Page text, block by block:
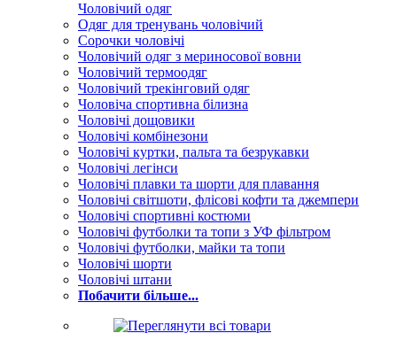
Чоловічий одяг
Одяг для тренувань чоловічий
Сорочки чоловічі
Чоловічий одяг з мериносової вовни
Чоловічий термоодяг
Чоловічий трекінговий одяг
Чоловіча спортивна білизна
Чоловічі дощовики
Чоловічі комбінезони
Чоловічі куртки, пальта та безрукавки
Чоловічі легінси
Чоловічі плавки та шорти для плавання
Чоловічі світшоти, флісові кофти та джемпери
Чоловічі спортивні костюми
Чоловічі футболки та топи з УФ фільтром
Чоловічі футболки, майки та топи
Чоловічі шорти
Чоловічі штани
Побачити більше...